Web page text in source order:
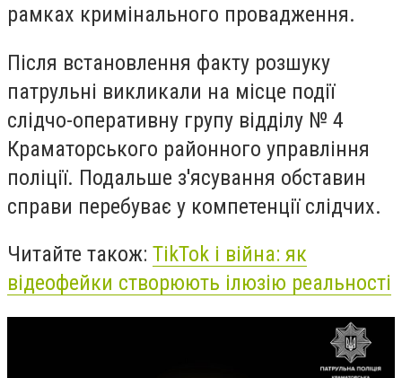
рамках кримінального провадження.
Після встановлення факту розшуку
патрульні викликали на місце події
слідчо-оперативну групу відділу № 4
Краматорського районного управління
поліції. Подальше з'ясування обставин
справи перебуває у компетенції слідчих.
Читайте також: TikTok і війна: як
відеофейки створюють ілюзію реальності